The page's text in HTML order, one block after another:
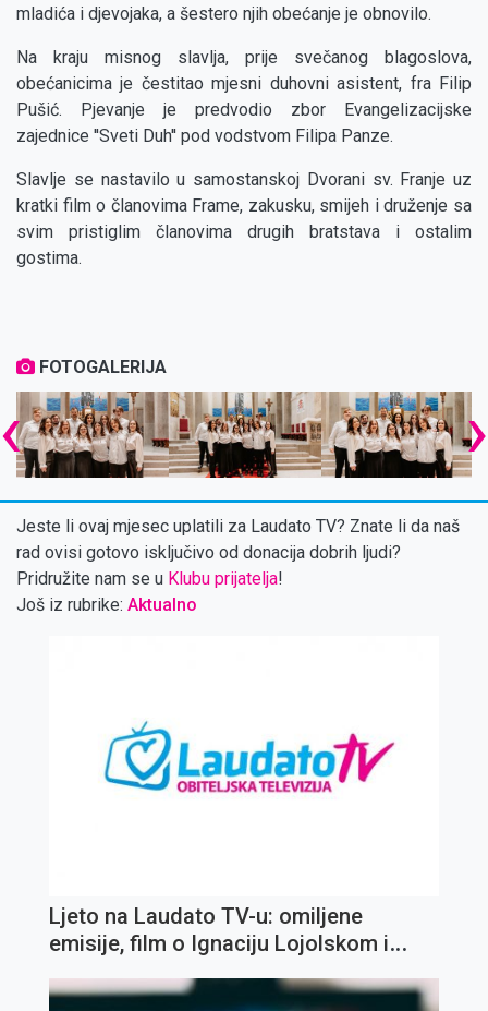
mladića i djevojaka, a šestero njih obećanje je obnovilo.
Na kraju misnog slavlja, prije svečanog blagoslova,
obećanicima je čestitao mjesni duhovni asistent, fra Filip
Pušić. Pjevanje je predvodio zbor Evangelizacijske
zajednice ''Sveti Duh'' pod vodstvom Filipa Panze.
Slavlje se nastavilo u samostanskoj Dvorani sv. Franje uz
kratki film o članovima Frame, zakusku, smijeh i druženje sa
svim pristiglim članovima drugih bratstava i ostalim
gostima.
FOTOGALERIJA
‹ ›
Jeste li ovaj mjesec uplatili za Laudato TV? Znate li da naš
rad ovisi gotovo isključivo od donacija dobrih ljudi?
Pridružite nam se u Klubu prijatelja!
Još iz rubrike: Aktualno
Ljeto na Laudato TV-u: omiljene
emisije, film o Ignaciju Lojolskom i